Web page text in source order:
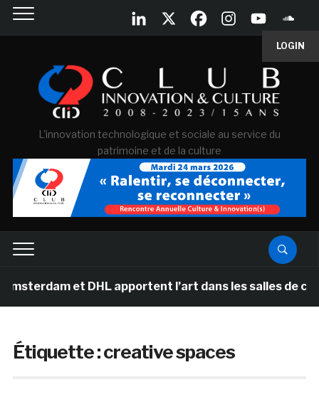
LOGIN
L'innovation technologique et sociale au service du
patrimoine et de la culture
et DHL apportent l’art dans les salles de
Étiquette :creative spaces